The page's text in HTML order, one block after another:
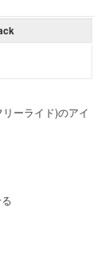
ーライド)のアイ